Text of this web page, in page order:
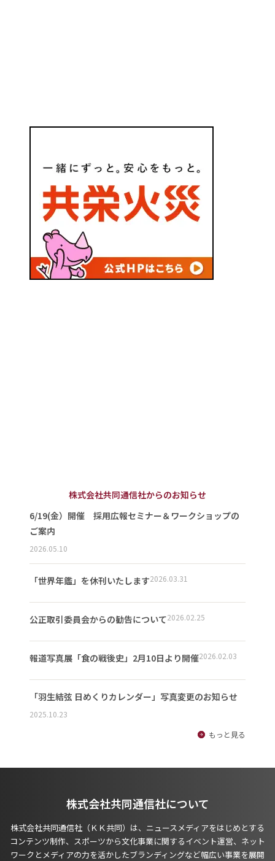
株式会社共同通信社からのお知らせ
6/19(金）開催 採用広報セミナー＆ワークショップの
ご案内
2026.05.10
「世界年鑑」を休刊いたします2026.03.31
公正取引委員会からの勧告について2026.02.25
報道写真展「食の戦後史」2月10日より開催2026.02.03
「羽生結弦 日めくりカレンダー」写真変更のお知らせ
2025.10.23
もっと見る
株式会社共同通信社について
株式会社共同通信社（ＫＫ共同）は、ニュースメディアをはじめとする
コンテンツ制作、スポーツから文化事業に関するイベント運営、ネット
ワークとメディアの力を活かしたブランディングなど幅広い事業を展開